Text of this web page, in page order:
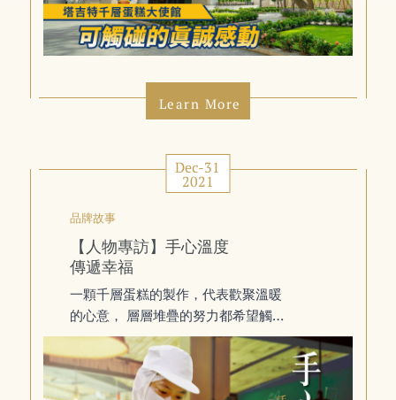
Learn More
Dec-31
2021
品牌故事
【人物專訪】手心溫度
傳遞幸福
一顆千層蛋糕的製作，代表歡聚溫暖
的心意， 層層堆疊的努力都希望觸動
每一位品嚐者的心，